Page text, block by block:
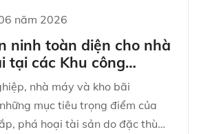
năm 2026
ninh toàn diện cho nhà
tại các Khu công
nhà máy và kho bãi
mục tiêu trọng điểm của
phá hoại tài sản do đặc thù